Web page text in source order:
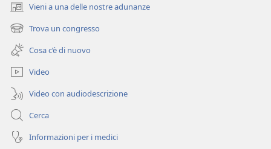
Vieni a una delle nostre adunanze
(apre
una
nuova
finestra)
Trova un congresso
(apre
una
nuova
finestra)
Cosa c’è di nuovo
Video
Video con audiodescrizione
Cerca
Informazioni per i medici